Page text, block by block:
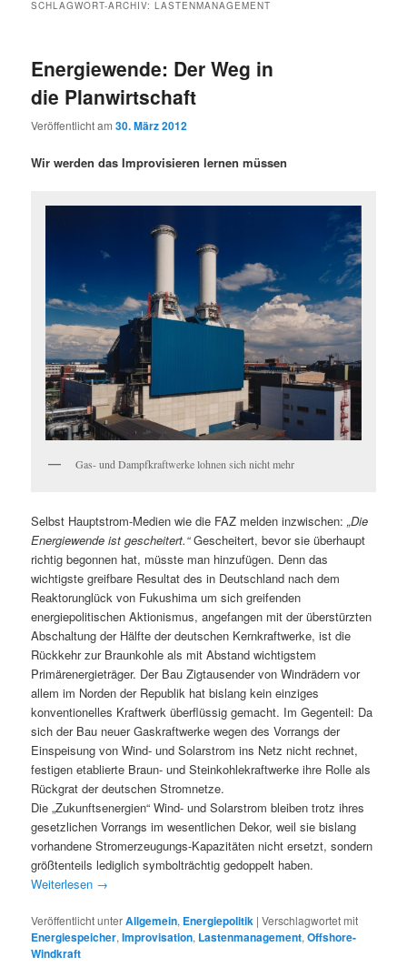
SCHLAGWORT-ARCHIV:LASTENMANAGEMENT
Energiewende: Der Weg in
die Planwirtschaft
Veröffentlicht am30. März 2012
Wir werden das Improvisieren lernen müssen
Gas- und Dampfkraftwerke lohnen sich nicht mehr
Selbst Hauptstrom-Medien wie die FAZ melden inzwischen:„Die
Energiewende ist gescheitert.“Gescheitert, bevor sie überhaupt
richtig begonnen hat, müsste man hinzufügen. Denn das
wichtigste greifbare Resultat des in Deutschland nach dem
Reaktorunglück von Fukushima um sich greifenden
energiepolitischen Aktionismus, angefangen mit der überstürzten
Abschaltung der Hälfte der deutschen Kernkraftwerke, ist die
Rückkehr zur Braunkohle als mit Abstand wichtigstem
Primärenergieträger. Der Bau Zigtausender von Windrädern vor
allem im Norden der Republik hat bislang kein einziges
konventionelles Kraftwerk überflüssig gemacht. Im Gegenteil: Da
sich der Bau neuer Gaskraftwerke wegen des Vorrangs der
Einspeisung von Wind- und Solarstrom ins Netz nicht rechnet,
festigen etablierte Braun- und Steinkohlekraftwerke ihre Rolle als
Rückgrat der deutschen Stromnetze.
Die „Zukunftsenergien“ Wind- und Solarstrom bleiben trotz ihres
gesetzlichen Vorrangs im wesentlichen Dekor, weil sie bislang
vorhandene Stromerzeugungs-Kapazitäten nicht ersetzt, sondern
größtenteils lediglich symbolträchtig gedoppelt haben.
Weiterlesen →
Veröffentlicht unterAllgemein, Energiepolitik |Verschlagwortet mit
Energiespeicher,Improvisation, Lastenmanagement,Offshore-
Windkraft